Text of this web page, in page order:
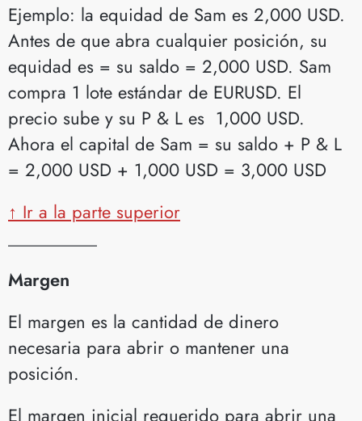
Ejemplo: la equidad de Sam es 2,000 USD.
Antes de que abra cualquier posición, su
equidad es = su saldo = 2,000 USD. Sam
compra 1 lote estándar de EURUSD. El
precio sube y su P & L es 1,000 USD.
Ahora el capital de Sam = su saldo + P & L
= 2,000 USD + 1,000 USD = 3,000 USD
↑ Ir a la parte superior
Margen
El margen es la cantidad de dinero
necesaria para abrir o mantener una
posición.
El margen inicial requerido para abrir una